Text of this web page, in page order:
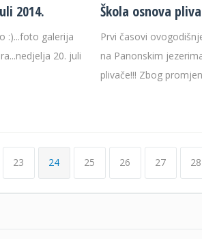
2014.
:)...foto galerija
20. juli
Škola osnova
Prvi časovi
na Panonskim
plivače!!! Zbog
23 24 25 26 27 28